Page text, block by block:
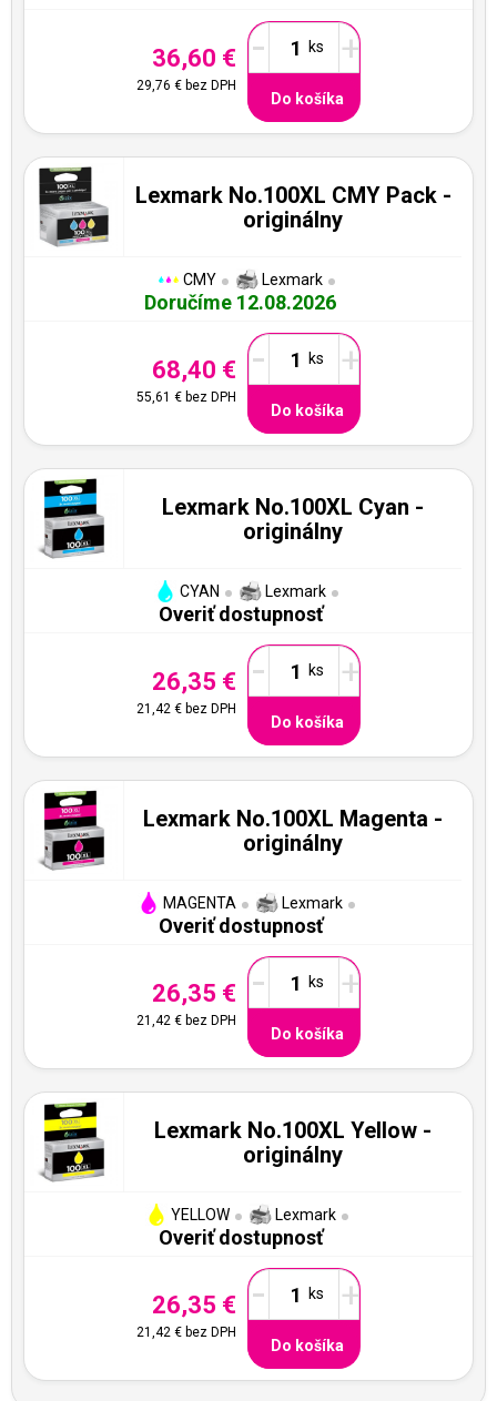
36,60 €
29,76 € bez DPH
- +
Do košíka
Lexmark No.100XL CMY Pack -
originálny
CMY Lexmark
Doručíme 12.08.2026
68,40 €
55,61 € bez DPH
- +
Do košíka
Lexmark No.100XL Cyan -
originálny
CYAN Lexmark
Overiť dostupnosť
26,35 €
21,42 € bez DPH
- +
Do košíka
Lexmark No.100XL Magenta -
originálny
MAGENTA Lexmark
Overiť dostupnosť
26,35 €
21,42 € bez DPH
- +
Do košíka
Lexmark No.100XL Yellow -
originálny
YELLOW Lexmark
Overiť dostupnosť
26,35 €
21,42 € bez DPH
- +
Do košíka